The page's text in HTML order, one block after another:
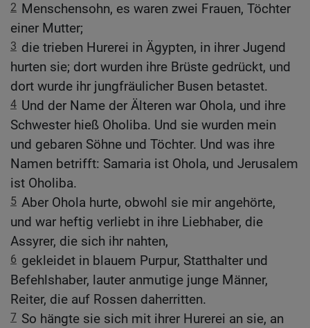
2 Menschensohn, es waren zwei Frauen, Töchter
einer Mutter;
3 die trieben Hurerei in Ägypten, in ihrer Jugend
hurten sie; dort wurden ihre Brüste gedrückt, und
dort wurde ihr jungfräulicher Busen betastet.
4 Und der Name der Älteren war Ohola, und ihre
Schwester hieß Oholiba. Und sie wurden mein
und gebaren Söhne und Töchter. Und was ihre
Namen betrifft: Samaria ist Ohola, und Jerusalem
ist Oholiba.
5 Aber Ohola hurte, obwohl sie mir angehörte,
und war heftig verliebt in ihre Liebhaber, die
Assyrer, die sich ihr nahten,
6 gekleidet in blauem Purpur, Statthalter und
Befehlshaber, lauter anmutige junge Männer,
Reiter, die auf Rossen daherritten.
7 So hängte sie sich mit ihrer Hurerei an sie, an